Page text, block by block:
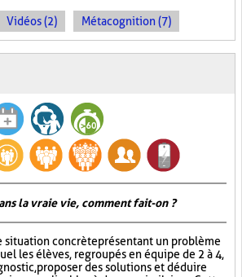
Vidéos (2) Métacognition (7)
la vraie vie, comment fait-on ?
situation concrète présentant un problème
les élèves, regroupés en équipe de 2 à 4,
proposer des solutions et déduire